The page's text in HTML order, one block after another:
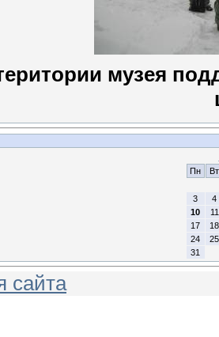
музея
Пн
Вт
3
4
10
11
17
18
24
25
31
сайта